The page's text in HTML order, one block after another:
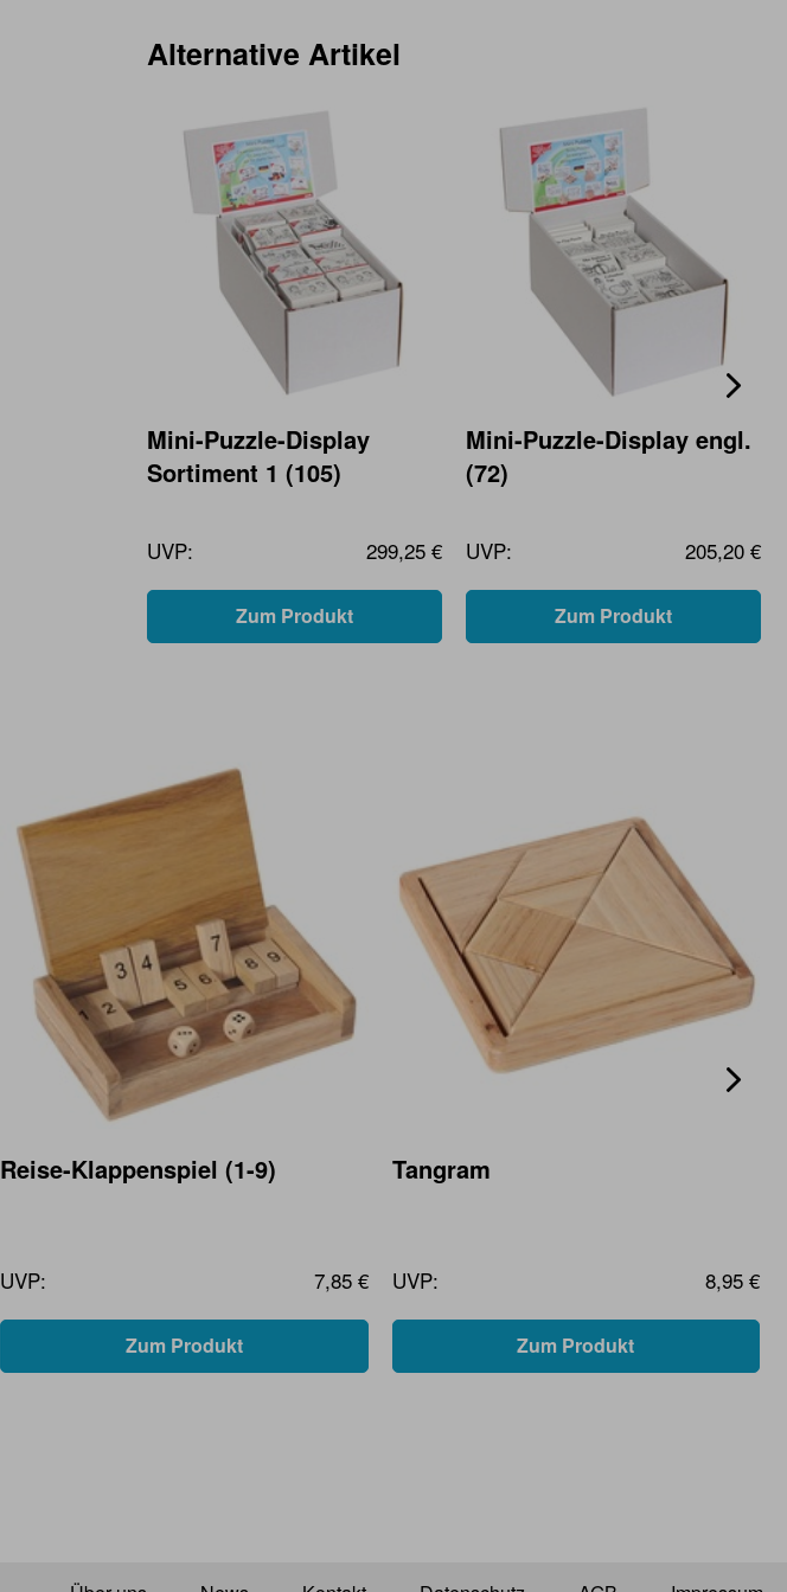
Alternative Artikel
Mini-Puzzle-Display
Sortiment 1 (105)
UVP: 299,25 €
Zum Produkt
Mini-Puzzle-Display engl.
(72)
UVP: 205,20 €
Zum Produkt
Reise-Klappenspiel (1-9)
UVP: 7,85 €
Zum Produkt
Tangram
UVP: 8,95 €
Zum Produkt